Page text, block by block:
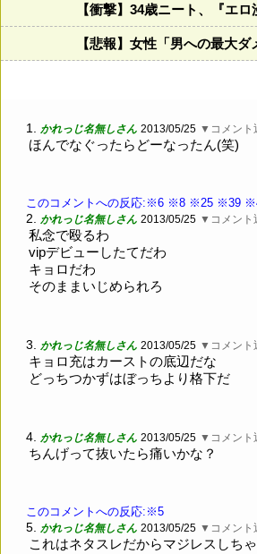
【衝撃】34歳ニート、『エ
【悲報】女性「男への最大
1. かれっじ名無しさん 2013/05/25 ▼コメント
ほんでなぐったらどーなったん(笑)
このコメントへの反応:※6 ※8 ※25 ※39
2. かれっじ名無しさん 2013/05/25 ▼コメント
私念で殴るわ
vipデビューしたてだわ
キョロだわ
そのままいじめられろ
3. かれっじ名無しさん 2013/05/25 ▼コメント
キョロ充はカーストの底辺だな
どっちつかずはぼっちより格下だ
4. かれっじ名無しさん 2013/05/25 ▼コメント
ちんげって抜いたら痛いかな？
このコメントへの反応:※5
5. かれっじ名無しさん 2013/05/25 ▼コメント
これはネタスレだからマジレスしち